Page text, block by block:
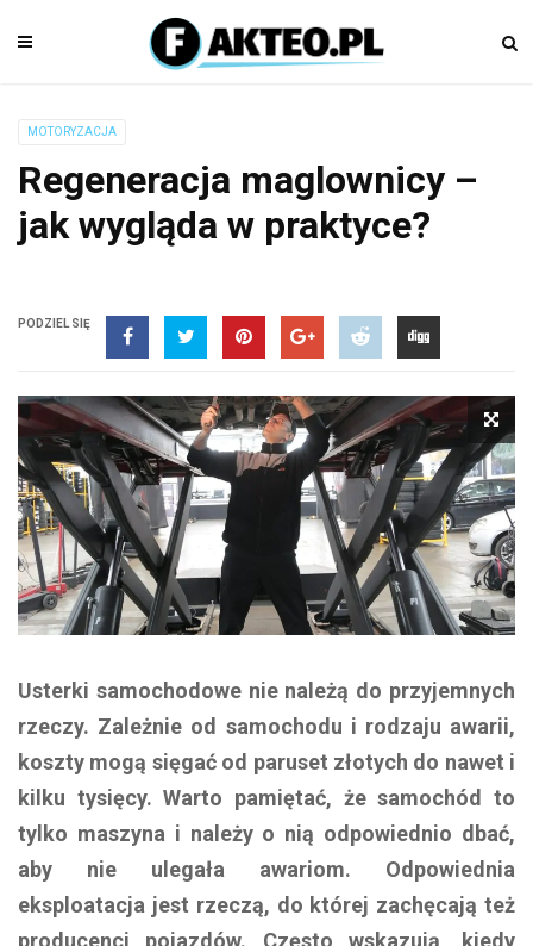
MOTORYZACJA
Regeneracja maglownicy –
jak wygląda w praktyce?
PODZIEL SIĘ
Usterki samochodowe nie należą do przyjemnych
rzeczy. Zależnie od samochodu i rodzaju awarii,
koszty mogą sięgać od paruset złotych do nawet i
kilku tysięcy. Warto pamiętać, że samochód to
tylko maszyna i należy o nią odpowiednio dbać,
aby nie ulegała awariom. Odpowiednia
eksploatacja jest rzeczą, do której zachęcają też
producenci pojazdów. Często wskazują, kiedy